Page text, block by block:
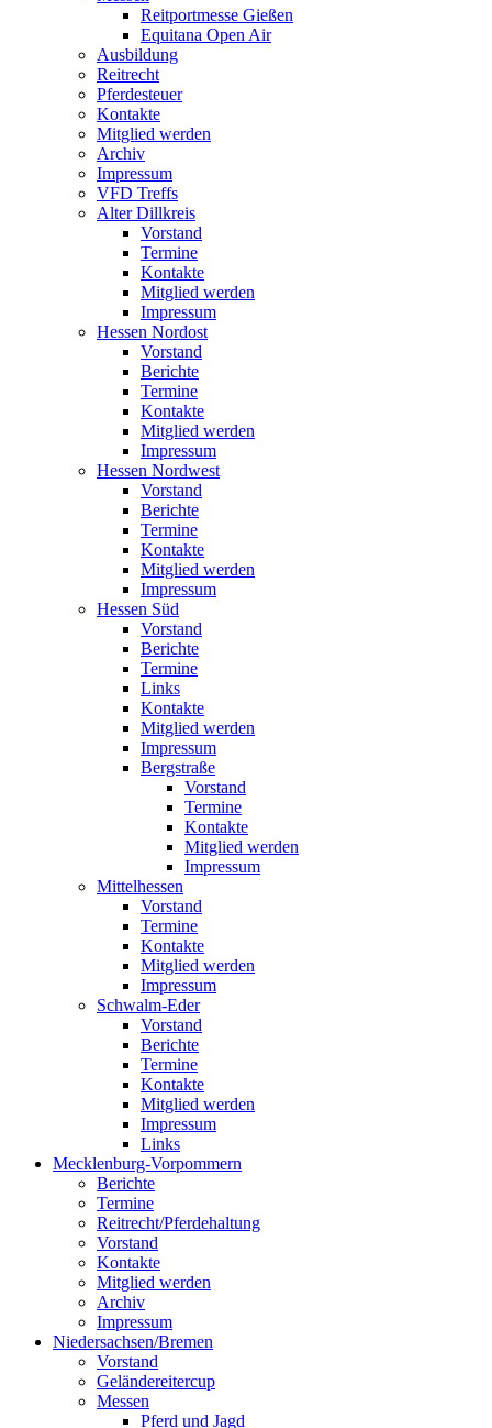
Reitportmesse Gießen
Equitana Open Air
Ausbildung
Reitrecht
Pferdesteuer
Kontakte
Mitglied werden
Archiv
Impressum
VFD Treffs
Alter Dillkreis
Vorstand
Termine
Kontakte
Mitglied werden
Impressum
Hessen Nordost
Vorstand
Berichte
Termine
Kontakte
Mitglied werden
Impressum
Hessen Nordwest
Vorstand
Berichte
Termine
Kontakte
Mitglied werden
Impressum
Hessen Süd
Vorstand
Berichte
Termine
Links
Kontakte
Mitglied werden
Impressum
Bergstraße
Vorstand
Termine
Kontakte
Mitglied werden
Impressum
Mittelhessen
Vorstand
Termine
Kontakte
Mitglied werden
Impressum
Schwalm-Eder
Vorstand
Berichte
Termine
Kontakte
Mitglied werden
Impressum
Links
Mecklenburg-Vorpommern
Berichte
Termine
Reitrecht/Pferdehaltung
Vorstand
Kontakte
Mitglied werden
Archiv
Impressum
Niedersachsen/Bremen
Vorstand
Geländereitercup
Messen
Pferd und Jagd